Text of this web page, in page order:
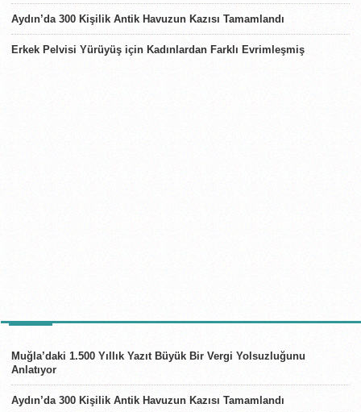
Aydın’da 300 Kişilik Antik Havuzun Kazısı Tamamlandı
Erkek Pelvisi Yürüyüş için Kadınlardan Farklı Evrimleşmiş
Muğla’daki 1.500 Yıllık Yazıt Büyük Bir Vergi Yolsuzluğunu
Anlatıyor
Aydın’da 300 Kişilik Antik Havuzun Kazısı Tamamlandı